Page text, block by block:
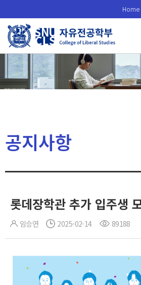
로
메
Home
공지사항
롯데장학관 추가 입주생
임승연 2025-02-14 89188